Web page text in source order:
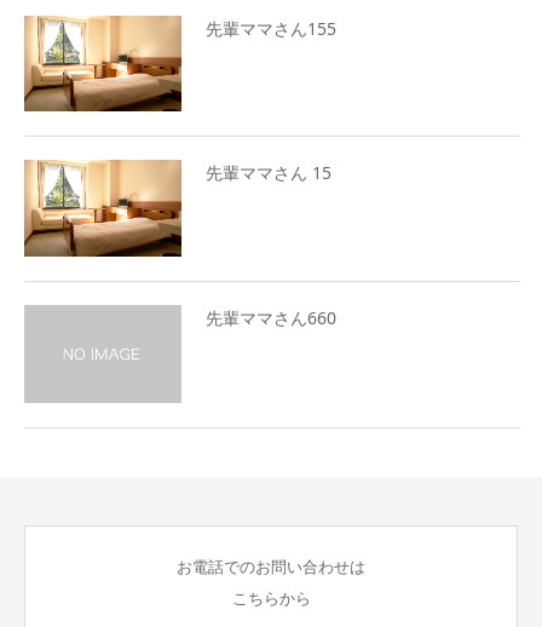
先輩ママさん155
先輩ママさん 15
先輩ママさん660
お電話でのお問い合わせは
こちらから